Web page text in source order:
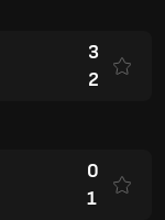
3
2
0
1